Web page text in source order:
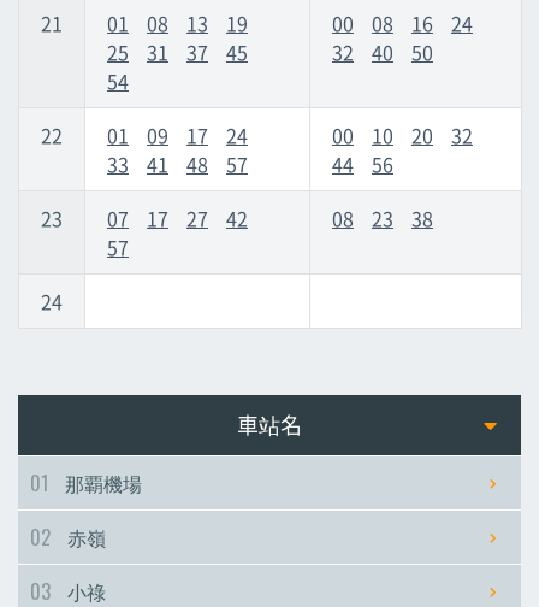
21 01 08 13
19
25
31 37
45
54
00 08 16
24
32
40 50
22 01 09 17
24
33
41 48 57
00 10 20
32
44
56
23
07 17 27
42
57
08 23 38
24
車站名
01
那覇機場
02 赤嶺
03 小祿